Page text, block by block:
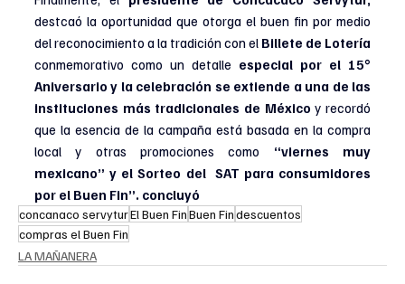
destcaó la oportunidad que otorga el buen fin por medio
del reconocimiento a la tradición con el Billete de Lotería
conmemorativo como un detalle especial por el 15°
Aniversario y la celebración se extiende a una de las
instituciones más tradicionales de México y recordó
que la esencia de la campaña está basada en la compra
local y otras promociones como “viernes muy
mexicano” y el Sorteo del  SAT para consumidores
por el Buen Fin”. concluyó
concanaco servyturEl Buen FinBuen Findescuentos
compras el Buen Fin
LA MAÑANERA